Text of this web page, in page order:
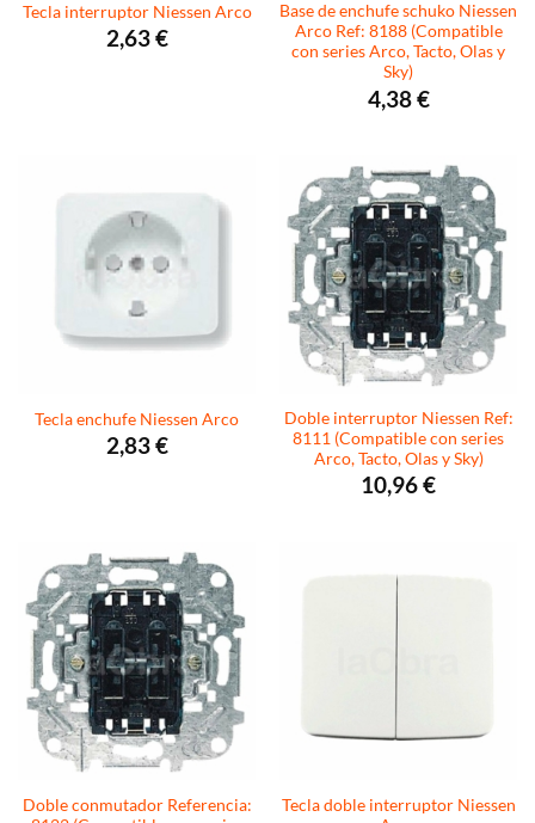
Tecla interruptor Niessen Arco
2,63€
Base de enchufe schuko Niessen
Arco Ref: 8188 (Compatible
con series Arco, Tacto, Olas y
Sky)
4,38€
Tecla enchufe Niessen Arco
2,83€
Doble interruptor Niessen Ref:
8111 (Compatible con series
Arco, Tacto, Olas y Sky)
10,96€
Doble conmutador Referencia:
Tecla doble interruptor Niessen